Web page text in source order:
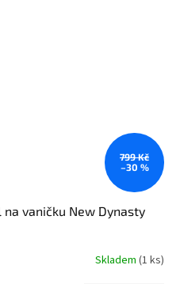
799 Kč
–30 %
na vaničku New Dynasty
Skladem (1 ks)